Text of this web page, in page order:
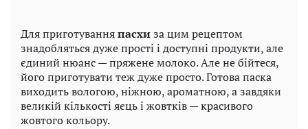
Для приготуванняпасхиза цим рецептом
знадобляться дуже прості і доступні продукти, але
єдиний нюанс — пряжене молоко. Але не бійтеся,
його приготувати теж дуже просто. Готова паска
виходить вологою, ніжною, ароматною, а завдяки
великій кількості яєць і жовтків — красивого
жовтого кольору.